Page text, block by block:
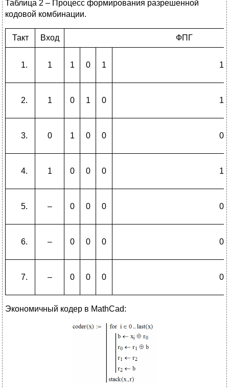
Таблица 2 – Процесс формирования разрешенной
кодовой комбинации.
Такт Вход ФПГ
1 1 0 1 1
1 0 1 0 1
0 1 0 0 0
1 0 0 0 1
– 0 0 0 0
– 0 0 0 0
– 0 0 0 0
Экономичный кодер в MathCad: